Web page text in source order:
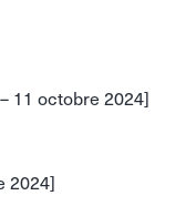
11 octobre 2024]
2024]